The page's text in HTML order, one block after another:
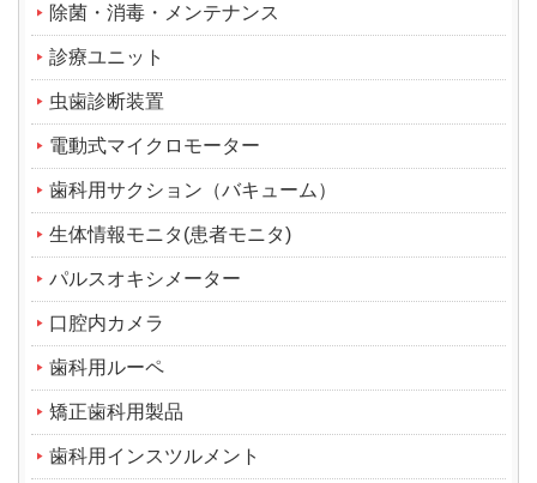
除菌・消毒・メンテナンス
診療ユニット
虫歯診断装置
電動式マイクロモーター
歯科用サクション（バキューム）
生体情報モニタ(患者モニタ)
パルスオキシメーター
口腔内カメラ
歯科用ルーペ
矯正歯科用製品
歯科用インスツルメント